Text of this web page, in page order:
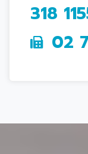
318
02